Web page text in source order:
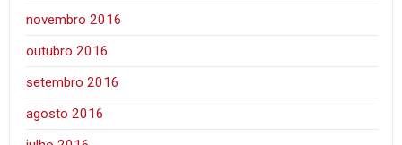
novembro 2016
outubro 2016
setembro 2016
agosto 2016